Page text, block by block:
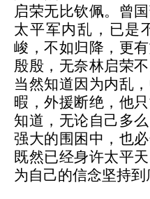
启荣无比钦佩。曾
太平军内乱，已是
峻，不如归降，更
殷殷，无奈林启荣
当然知道因为内乱
暇，外援断绝，他
知道，无论自己多
强大的围困中，也
既然已经身许太平
为自己的信念坚持到